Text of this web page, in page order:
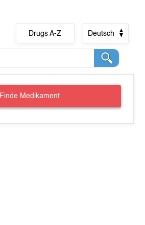
Drugs A-Z Deutsch
Finde Medikament